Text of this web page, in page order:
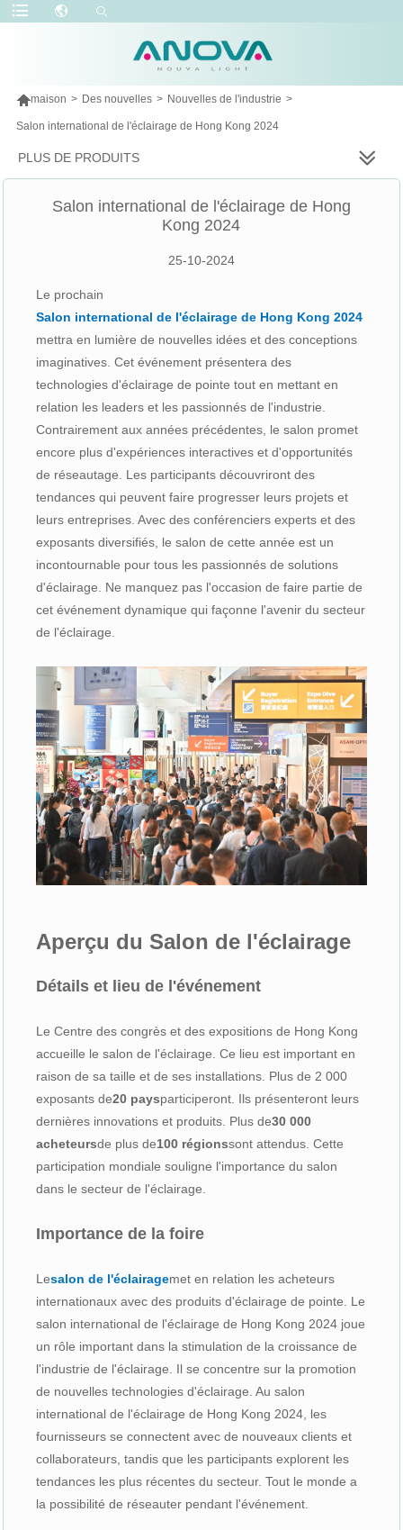
maison > Des nouvelles > Nouvelles de l'industrie >
Salon international de l'éclairage de Hong Kong 2024
PLUS DE PRODUITS
Salon international de l'éclairage de Hong
Kong 2024
25-10-2024
Le prochain
Salon international de l'éclairage de Hong Kong 2024
mettra en lumière de nouvelles idées et des conceptions
imaginatives. Cet événement présentera des
technologies d'éclairage de pointe tout en mettant en
relation les leaders et les passionnés de l'industrie.
Contrairement aux années précédentes, le salon promet
encore plus d'expériences interactives et d'opportunités
de réseautage. Les participants découvriront des
tendances qui peuvent faire progresser leurs projets et
leurs entreprises. Avec des conférenciers experts et des
exposants diversifiés, le salon de cette année est un
incontournable pour tous les passionnés de solutions
d'éclairage. Ne manquez pas l'occasion de faire partie de
cet événement dynamique qui façonne l'avenir du secteur
de l'éclairage.
Aperçu du Salon de l'éclairage
Détails et lieu de l'événement
Le Centre des congrès et des expositions de Hong Kong
accueille le salon de l'éclairage. Ce lieu est important en
raison de sa taille et de ses installations. Plus de 2 000
exposants de20 paysparticiperont. Ils présenteront leurs
dernières innovations et produits. Plus de30 000
acheteursde plus de100 régionssont attendus. Cette
participation mondiale souligne l'importance du salon
dans le secteur de l'éclairage.
Importance de la foire
Lesalon de l'éclairagemet en relation les acheteurs
internationaux avec des produits d'éclairage de pointe. Le
salon international de l'éclairage de Hong Kong 2024 joue
un rôle important dans la stimulation de la croissance de
l'industrie de l'éclairage. Il se concentre sur la promotion
de nouvelles technologies d'éclairage. Au salon
international de l'éclairage de Hong Kong 2024, les
fournisseurs se connectent avec de nouveaux clients et
collaborateurs, tandis que les participants explorent les
tendances les plus récentes du secteur. Tout le monde a
la possibilité de réseauter pendant l'événement.